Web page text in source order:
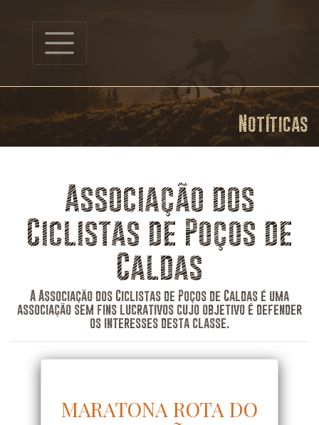
Notíticas
Associação dos
Ciclistas de Poços de
Caldas
A Associação dos Ciclistas de Poços de Caldas é uma
associação sem fins lucrativos cujo objetivo é defender
os interesses desta classe.
MARATONA ROTA DO